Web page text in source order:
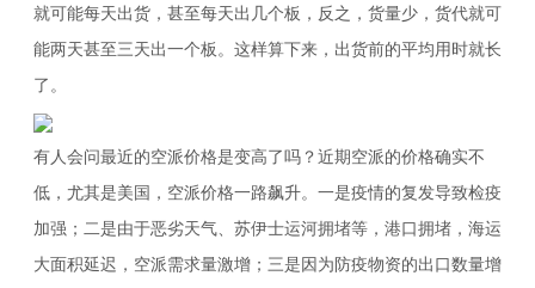
就可能每天出货，甚至每天出几个板，反之，货量少，货代就可
能两天甚至三天出一个板。这样算下来，出货前的平均用时就长
了。
有人会问最近的空派价格是变高了吗？近期空派的价格确实不
低，尤其是美国，空派价格一路飙升。一是疫情的复发导致检疫
加强；二是由于恶劣天气、苏伊士运河拥堵等，港口拥堵，海运
大面积延迟，空派需求量激增；三是因为防疫物资的出口数量增